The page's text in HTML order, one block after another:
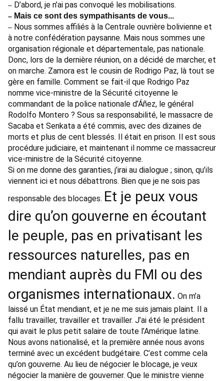
– D’abord, je n’ai pas convoqué les mobilisations.
– Mais ce sont des sympathisants de vous...
– Nous sommes affiliés à la Centrale ouvrière bolivienne et
à notre confédération paysanne. Mais nous sommes une
organisation régionale et départementale, pas nationale.
Donc, lors de la dernière réunion, on a décidé de marcher, et
on marche. Zamora est le cousin de Rodrigo Paz, là tout se
gère en famille. Comment se fait-il que Rodrigo Paz
nomme vice-ministre de la Sécurité citoyenne le
commandant de la police nationale d’Áñez, le général
Rodolfo Montero ? Sous sa responsabilité, le massacre de
Sacaba et Senkata a été commis, avec des dizaines de
morts et plus de cent blessés. Il était en prison. Il est sous
procédure judiciaire, et maintenant il nomme ce massacreur
vice-ministre de la Sécurité citoyenne.
Si on me donne des garanties, j’irai au dialogue ; sinon, qu’ils
viennent ici et nous débattrons. Bien que je ne sois pas
responsable des blocages. Et je peux vous
dire qu’on gouverne en écoutant
le peuple, pas en privatisant les
ressources naturelles, pas en
mendiant auprès du FMI ou des
organismes internationaux. On m’a
laissé un État mendiant, et je ne me suis jamais plaint. Il a
fallu travailler, travailler et travailler. J’ai été le président
qui avait le plus petit salaire de toute l’Amérique latine.
Nous avons nationalisé, et la première année nous avons
terminé avec un excédent budgétaire. C’est comme cela
qu’on gouverne. Au lieu de négocier le blocage, je veux
négocier la manière de gouverner. Que le ministre vienne